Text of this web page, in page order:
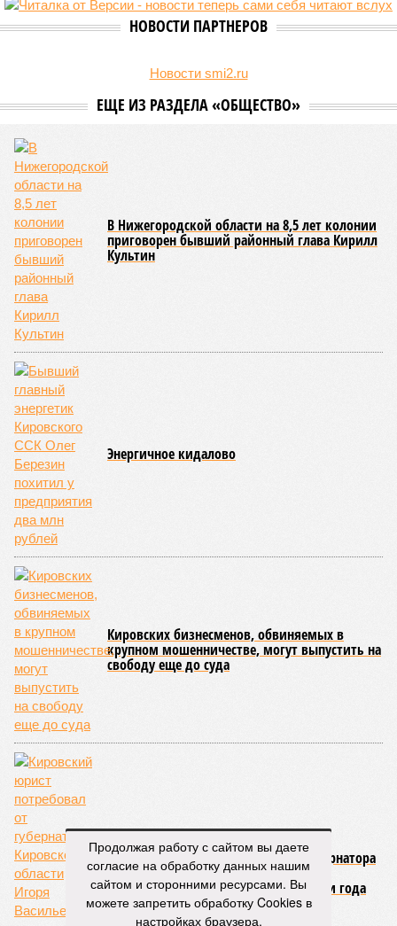
НОВОСТИ ПАРТНЕРОВ
Новости smi2.ru
ЕЩЕ ИЗ РАЗДЕЛА «ОБЩЕСТВО»
В Нижегородской области на 8,5 лет колонии
приговорен бывший районный глава Кирилл
Культин
Энергичное кидалово
Кировских бизнесменов, обвиняемых в
крупном мошенничестве, могут выпустить на
свободу еще до суда
Кировский юрист потребовал от губернатора
Кировской области Игоря Васильева
возмещения расходов за мусор за три года
Продолжая работу с сайтом вы даете
согласие на обработку данных нашим
сайтом и сторонними ресурсами. Вы
можете запретить обработку Cookies в
настройках браузера.